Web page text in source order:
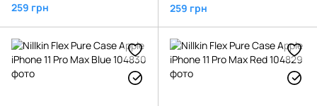
259 грн 259 грн